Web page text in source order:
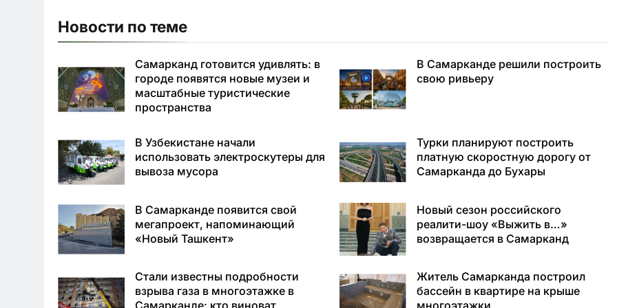
Новости по теме
Самарканд готовится удивлять: в
городе появятся новые музеи и
масштабные туристические
пространства
В Самарканде решили построить
свою ривьеру
В Узбекистане начали
использовать электроскутеры для
вывоза мусора
Турки планируют построить
платную скоростную дорогу от
Самарканда до Бухары
В Самарканде появится свой
мегапроект, напоминающий
«Новый Ташкент»
Новый сезон российского
реалити-шоу «Выжить в…»
возвращается в Самарканд
Стали известны подробности
взрыва газа в многоэтажке в
Житель Самарканда построил
бассейн в квартире на крыше